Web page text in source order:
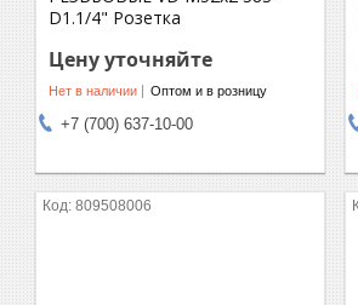
D1.1/4" Розетка
Цену уточняйте
Нет в наличии Оптом и в розницу
+7 (700) 637-10-00
809508006